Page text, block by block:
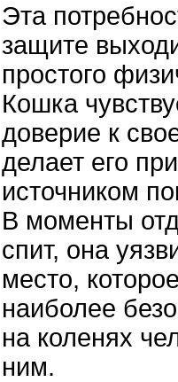
Эта
защите
простого
Кошка
доверие к
делает его
источником
В моменты
спит, она
место,
наиболее
на коленях
ним.